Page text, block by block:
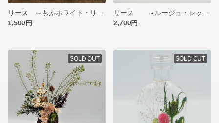
1,500円
2,700円
SOLD OUT SOLD OUT